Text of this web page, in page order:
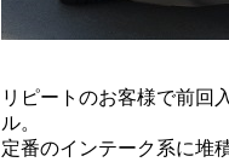
リピートのお客様で前
ル。
定番のインテーク系に堆